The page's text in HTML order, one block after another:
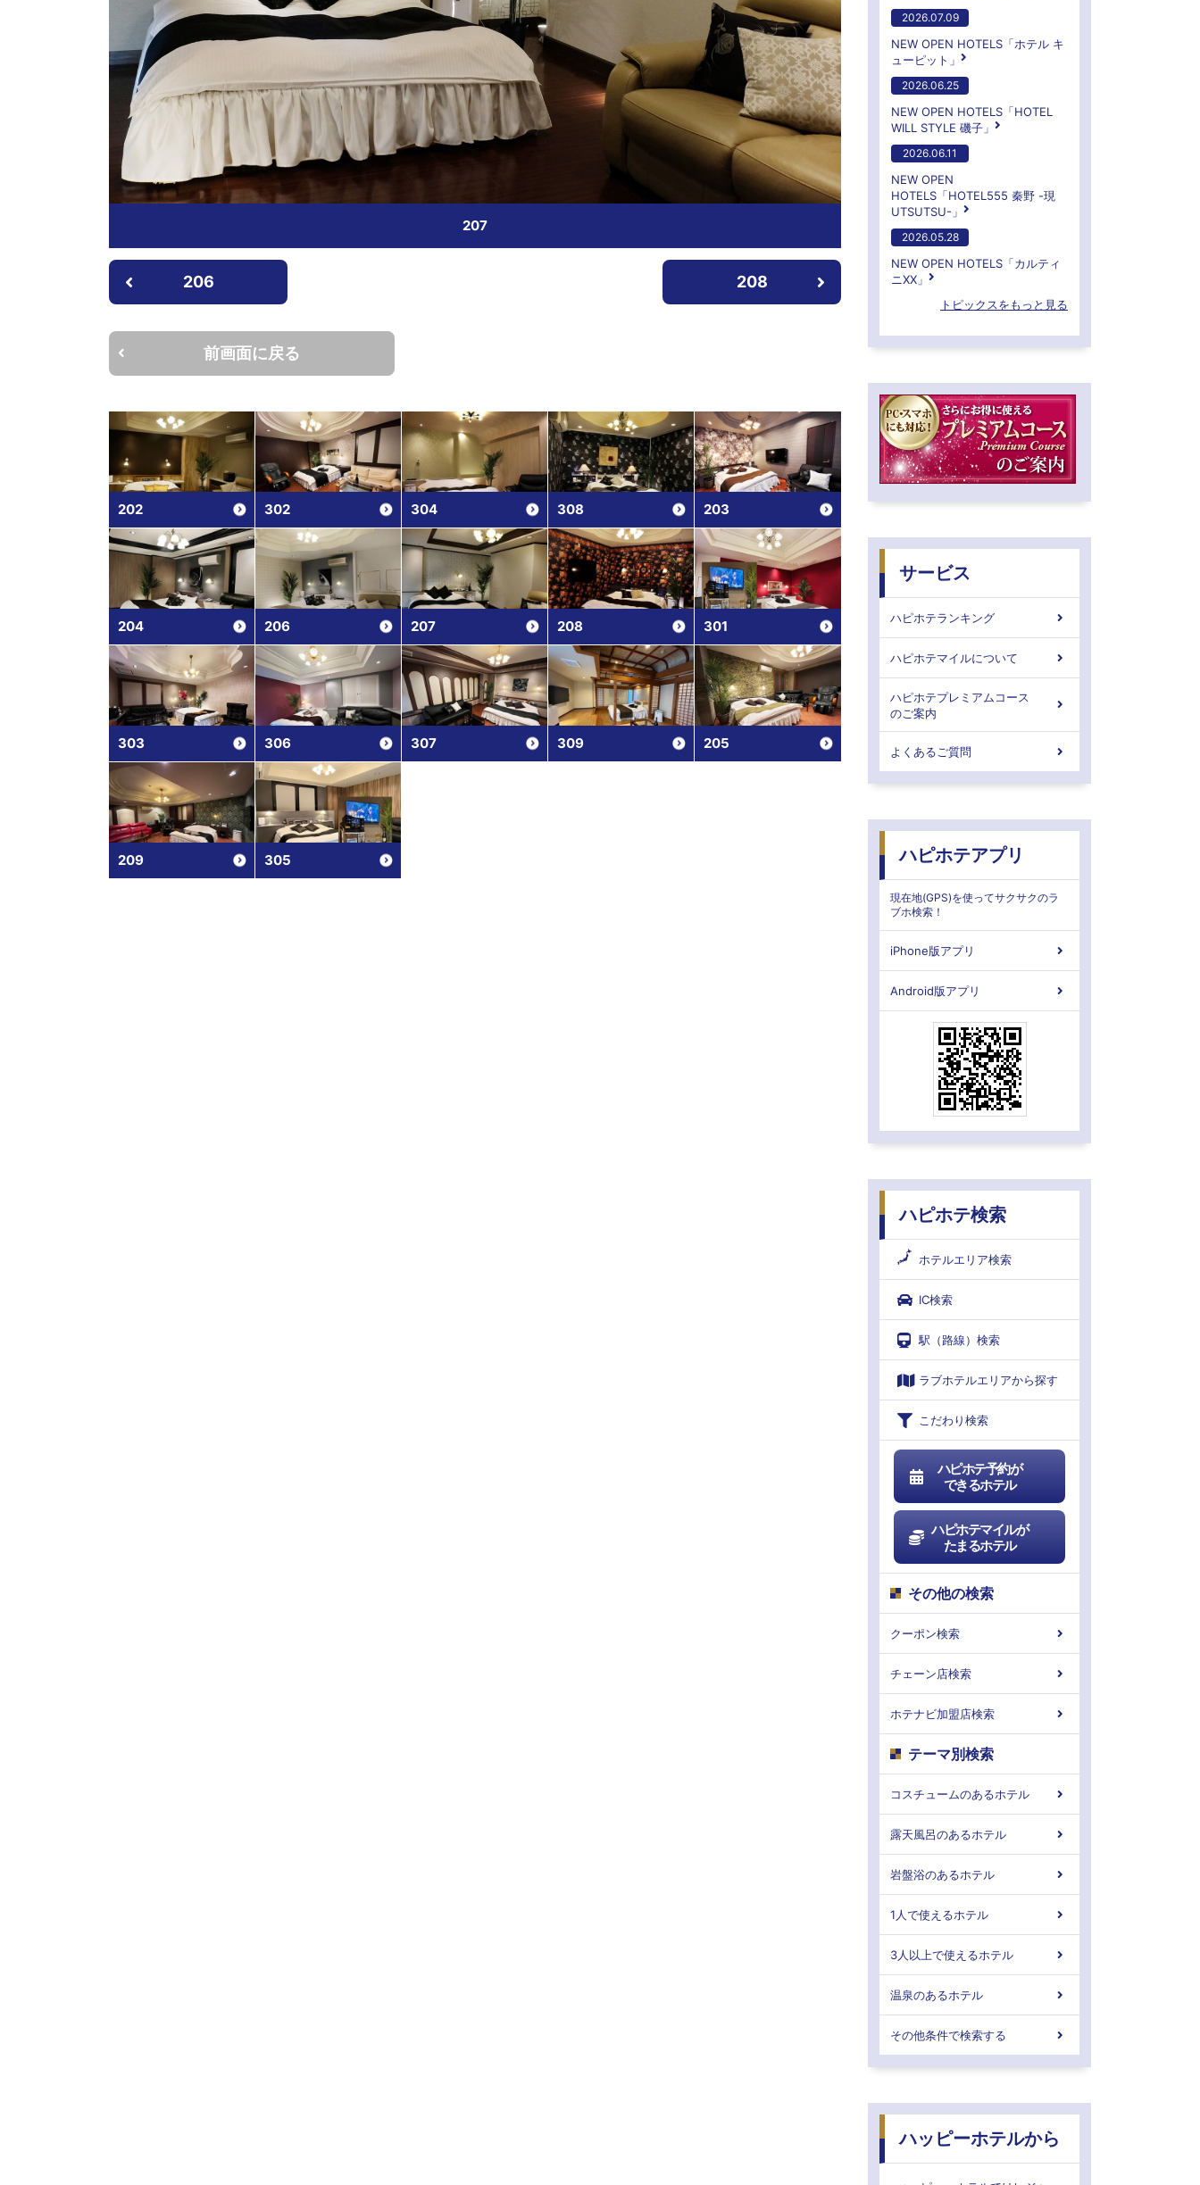
207
206 208
前画面に戻る
202 302 304 308 203
204 206 207 208 301
303 306 307 309 205
209 305
2026.07.09
NEW OPEN HOTELS「ホテル キ
ューピット」
2026.06.25
NEW OPEN HOTELS「HOTEL
WILL STYLE 磯子」
2026.06.11
NEW OPEN
HOTELS「HOTEL555 秦野 -現
UTSUTSU-」
2026.05.28
NEW OPEN HOTELS「カルティ
ニXX」
トピックスをもっと見る
サービス
ハピホテランキング
ハピホテマイルについて
ハピホテプレミアムコース
のご案内
よくあるご質問
ハピホテアプリ
現在地(GPS)を使ってサクサクのラ
ブホ検索！
iPhone版アプリ
Android版アプリ
ハピホテ検索
ホテルエリア検索
IC検索
駅（路線）検索
ラブホテルエリアから探す
こだわり検索
ハピホテ予約が
できるホテル
ハピホテマイルが
たまるホテル
その他の検索
クーポン検索
チェーン店検索
ホテナビ加盟店検索
テーマ別検索
コスチュームのあるホテル
露天風呂のあるホテル
岩盤浴のあるホテル
1人で使えるホテル
3人以上で使えるホテル
温泉のあるホテル
その他条件で検索する
ハッピーホテルから